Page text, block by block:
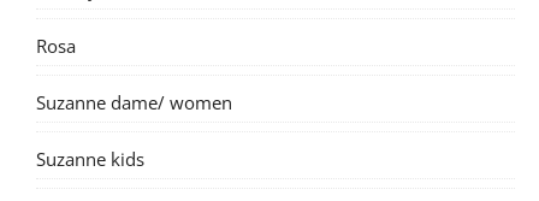
Rosa
Suzanne dame/ women
Suzanne kids